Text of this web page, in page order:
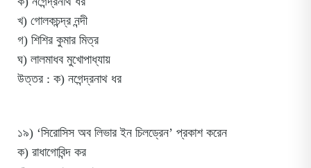
খ) গোলকচন্দ্র নন্দী
গ) শিশির কুমার মিত্র
ঘ) লালমাধব মুখোপাধ্যায়
উত্তর : ক) নগেন্দ্রনাথ ধর
১৯) ‘সিরোসিস অব লিভার ইন চিলড্রেন’ প্রকাশ করেন
ক) রাধাগোবিন্দ কর